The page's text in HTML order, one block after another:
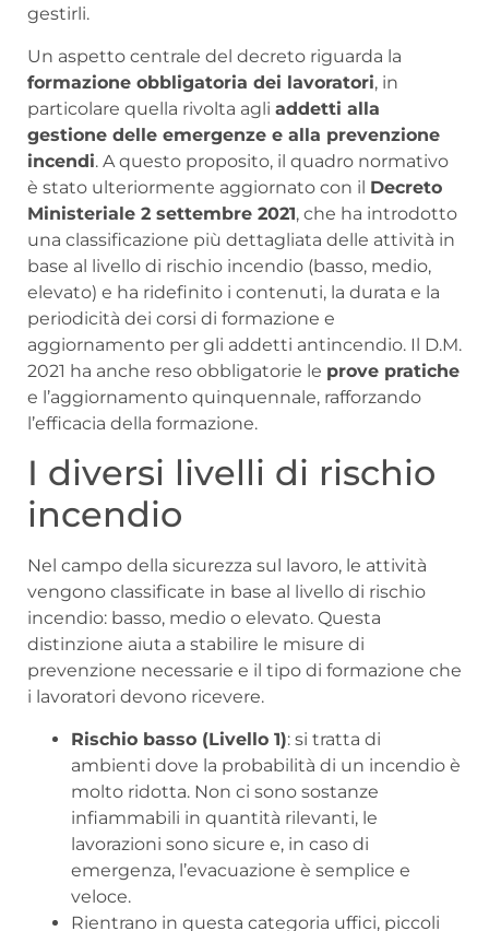
gestirli.
Un aspetto centrale del decreto riguarda la
formazione obbligatoria dei lavoratori, in
particolare quella rivolta agli addetti alla
gestione delle emergenze e alla prevenzione
incendi. A questo proposito, il quadro normativo
è stato ulteriormente aggiornato con il Decreto
Ministeriale 2 settembre 2021, che ha introdotto
una classificazione più dettagliata delle attività in
base al livello di rischio incendio (basso, medio,
elevato) e ha ridefinito i contenuti, la durata e la
periodicità dei corsi di formazione e
aggiornamento per gli addetti antincendio. Il D.M.
2021 ha anche reso obbligatorie le prove pratiche
e l’aggiornamento quinquennale, rafforzando
l’efficacia della formazione.
I diversi livelli di rischio
incendio
Nel campo della sicurezza sul lavoro, le attività
vengono classificate in base al livello di rischio
incendio: basso, medio o elevato. Questa
distinzione aiuta a stabilire le misure di
prevenzione necessarie e il tipo di formazione che
i lavoratori devono ricevere.
Rischio basso (Livello 1): si tratta di
ambienti dove la probabilità di un incendio è
molto ridotta. Non ci sono sostanze
infiammabili in quantità rilevanti, le
lavorazioni sono sicure e, in caso di
emergenza, l’evacuazione è semplice e
veloce.
Rientrano in questa categoria uffici, piccoli